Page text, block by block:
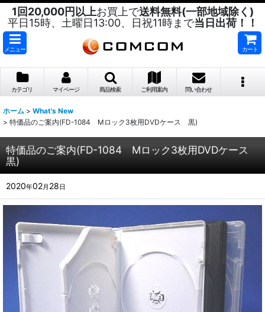
1回20,000円以上お買上で送料無料(一部地域除く)
平日15時、土曜日13:00、日祝11時まで当日出荷！！
メニュー カート
カテゴリ マイページ 商品検索 ご利用案内 問い合わせ
ホーム > What's New
> 特価品のご案内(FD-1084 Mロック3枚用DVDケース 黒)
特価品のご案内(FD-1084 Mロック3枚用DVDケース
黒)
2020年02月 28 日